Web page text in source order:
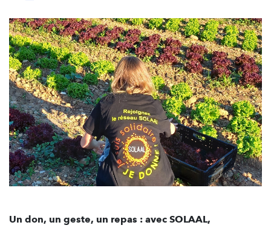
Un don, un geste, un repas : avec SOLAAL,